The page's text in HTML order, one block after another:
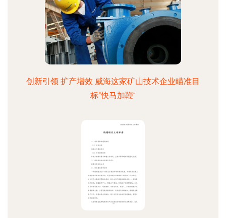
创新引领 扩产增效 威海这家矿山技术企业瞄准目
标“快马加鞭”